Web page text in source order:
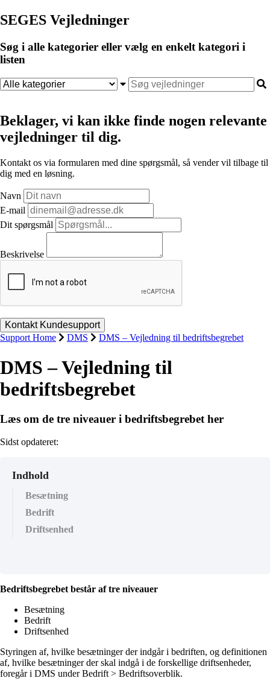
SEGES Vejledninger
Søg i alle kategorier eller vælg en enkelt kategori i
listen
Beklager, vi kan ikke finde nogen relevante
vejledninger til dig.
Kontakt os via formularen med dine spørgsmål, så vender vil tilbage til
dig med en løsning.
Navn
E-mail
Dit spørgsmål
Beskrivelse
Support Home DMS DMS – Vejledning til bedriftsbegrebet
DMS – Vejledning til
bedriftsbegrebet
Læs om de tre niveauer i bedriftsbegrebet her
Sidst opdateret:
Indhold
Besætning
Bedrift
Driftsenhed
Bedriftsbegrebet består af tre niveauer
Besætning
Bedrift
Driftsenhed
Styringen af, hvilke besætninger der indgår i bedriften, og definitionen
af, hvilke besætninger der skal indgå i de forskellige driftsenheder,
foregår i DMS under Bedrift > Bedriftsoverblik.